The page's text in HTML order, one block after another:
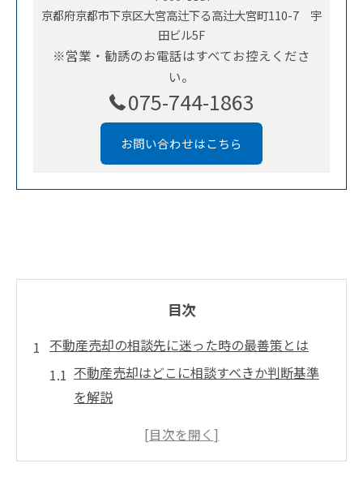
京都府京都市下京区大宮高辻下る高辻大宮町110-7 宇
田ビル5F
※営業・勧誘のお電話はすべてお控えくださ
い。
075-744-1863
お問い合わせはこちら
目次
不動産売却の相談先に迷った時の最善策とは
不動産売却はどこに相談すべきか判断基準
を解説
不動産売却の無料相談窓口を有効に使うポ